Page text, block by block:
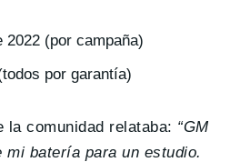
2022 (por campaña)
por garantía)
la comunidad relataba: “GM
mi batería para un estudio.